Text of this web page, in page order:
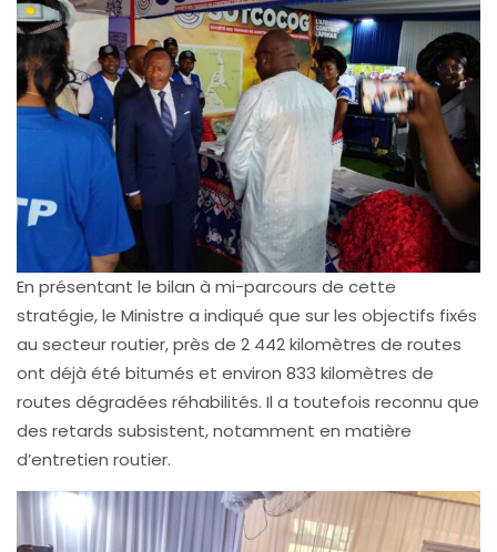
En présentant le bilan à mi-parcours de cette
stratégie, le Ministre a indiqué que sur les objectifs fixés
au secteur routier, près de 2 442 kilomètres de routes
ont déjà été bitumés et environ 833 kilomètres de
routes dégradées réhabilités. Il a toutefois reconnu que
des retards subsistent, notamment en matière
d’entretien routier.